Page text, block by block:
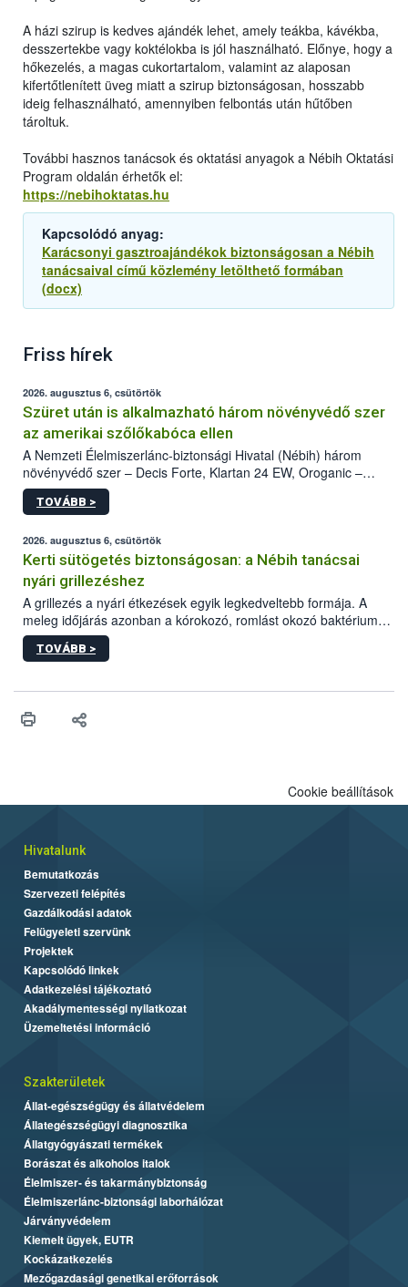
A házi szirup is kedves ajándék lehet, amely teákba, kávékba,
desszertekbe vagy koktélokba is jól használható. Előnye, hogy a
hőkezelés, a magas cukortartalom, valamint az alaposan
kifertőtlenített üveg miatt a szirup biztonságosan, hosszabb
ideig felhasználható, amennyiben felbontás után hűtőben
tároltuk.
További hasznos tanácsok és oktatási anyagok a Nébih Oktatási
Program oldalán érhetők el:
https://nebihoktatas.hu
Kapcsolódó anyag:
Karácsonyi gasztroajándékok biztonságosan a Nébih
tanácsaival című közlemény letölthető formában
(docx)
Friss hírek
2026. augusztus 6, csütörtök
Szüret után is alkalmazható három növényvédő szer
az amerikai szőlőkabóca ellen
A Nemzeti Élelmiszerlánc-biztonsági Hivatal (Nébih) három
növényvédő szer – Decis Forte, Klartan 24 EW, Oroganic –
engedélyokiratát módosította, így azok a szüretet követően,
egészen a vesszőérettség (BBCH 91) stádiumáig
érésű szőlőkben is legyen lehetőség a károsító elleni további
védekezésre. Az Oroganic készítmény kis kiszerelésben kiskerti
felhasználók számára is elérhető és ökológiai termesztésben is
engedélyezett.
TOVÁBB >
2026. augusztus 6, csütörtök
Kerti sütögetés biztonságosan: a Nébih tanácsai
nyári grillezéshez
A grillezés a nyári étkezések egyik legkedveltebb formája. A
meleg időjárás azonban a kórokozó, romlást okozó baktériumok
gyorsabb szaporodásának is kedvez. A szabadtéri sütögetés
ezért nem csupán a megfelelő sütési technikáról szól: legalább
higiéniai szabályok betartása, a megfelelő hőkezelés, valamint a
biztonsági Hivatal (Nébih) Oktatási Programja összegyűjtötte a
TOVÁBB >
Cookie beállítások
Hivatalunk
Bemutatkozás
Szervezeti felépítés
Gazdálkodási adatok
Felügyeleti szervünk
Projektek
Kapcsolódó linkek
Adatkezelési tájékoztató
Akadálymentességi nyilatkozat
Üzemeltetési információ
Szakterületek
Állat-egészségügy és állatvédelem
Állategészségügyi diagnosztika
Állatgyógyászati termékek
Borászat és alkoholos italok
Élelmiszer- és takarmánybiztonság
Élelmiszerlánc-biztonsági laborhálózat
Járványvédelem
Kiemelt ügyek, EUTR
Kockázatkezelés
Mezőgazdasági genetikai erőforrások